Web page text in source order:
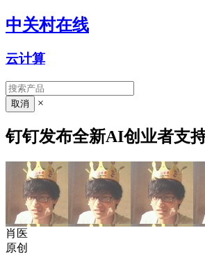
中关村在线
云计算
×
钉钉发布全新AI创业者支
肖医
原创